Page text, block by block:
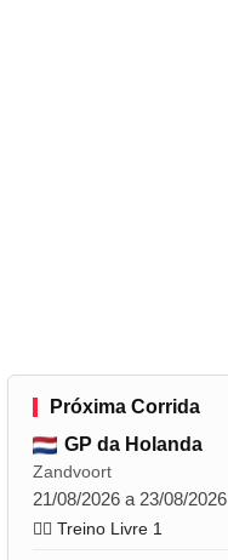
Próxima Corrida
GP da Holanda
Zandvoort
21/08/2026 a 23/08/2026
🏋️‍♂️ Treino Livre 1